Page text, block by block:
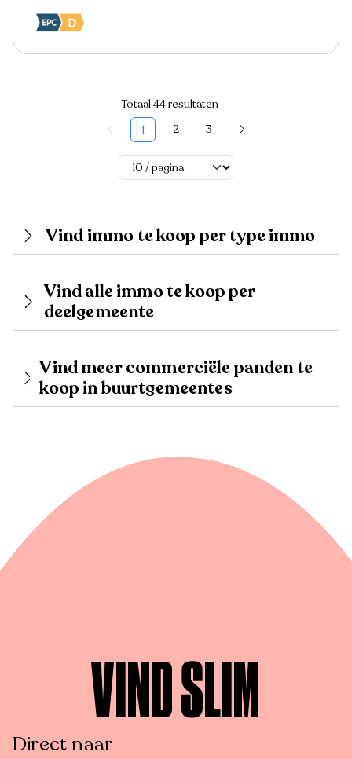
Totaal 44 resultaten
1
2 3
Vind immo te koop per type immo
Vind alle immo te koop per
deelgemeente
Vind meer commerciële panden te
koop in buurtgemeentes
VIND SLIM
Direct naar